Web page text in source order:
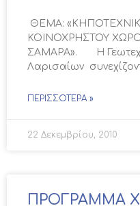
ΘΕΜΑ:
ΚΟΙΝΟΧΡΗΣΤΟΥ
ΣΑΜΑΡΑ». Η
Λαρισαίων
ΠΕΡΙΣΣΌΤΕΡΑ »
22 Δεκεμβρίου, 2010
ΠΡΟΓΡΑΜΜΑ